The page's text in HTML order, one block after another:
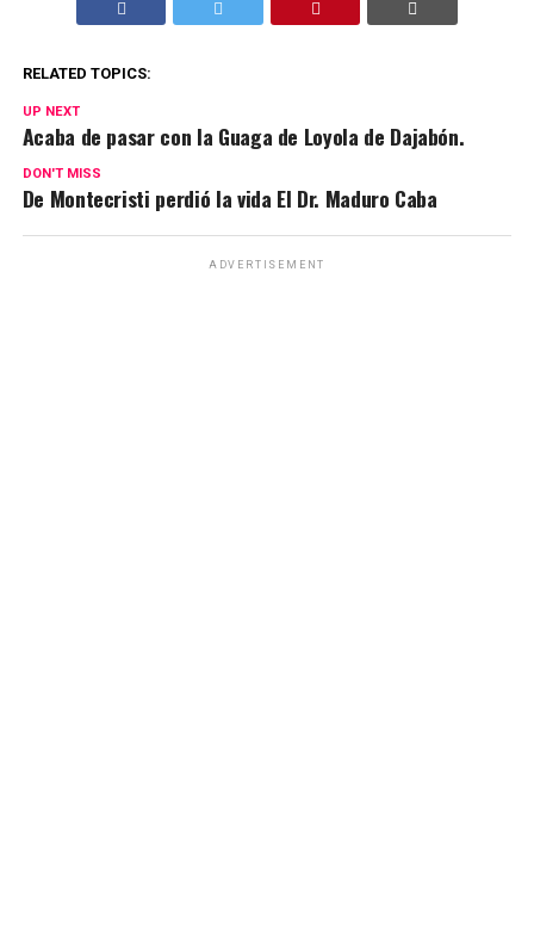
RELATED TOPICS:
UP NEXT
Acaba de pasar con la Guaga de Loyola de Dajabón.
DON'T MISS
De Montecristi perdió la vida El Dr. Maduro Caba
ADVERTISEMENT